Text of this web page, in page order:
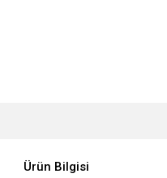
Ürün Bilgisi